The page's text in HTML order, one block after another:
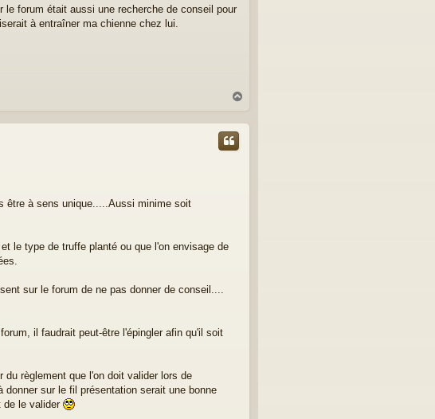
forum était aussi une recherche de conseil pour
à entraîner ma chienne chez lui.
u
être à sens unique.....Aussi minime soit
le type de truffe planté ou que l'on envisage de
sur le forum de ne pas donner de conseil....
il faudrait peut-être l'épingler afin qu'il soit
règlement que l'on doit valider lors de
sur le fil présentation serait une bonne
de le valider